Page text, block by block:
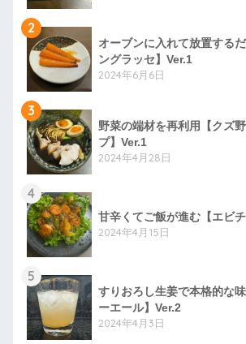
2
オーブンに入れて放置する
ングラッセ】Ver.1
2024年6月6日
3
野菜の端材を再利用【クズ
プ】Ver.1
2024年4月28日
4
甘辛くてご飯が進む【エビ
2024年4月15日
5
すりおろし生姜で本格的な
ーエール】Ver.2
2024年4月3日